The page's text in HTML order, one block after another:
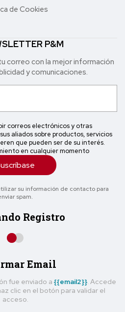
de Cookies
P&M
correo con la mejor in formación
y comunicaciones.
correos electrónicos y otras
aliados sobre productos, servicios
que pueden ser de su interés.
en cualquier momento
su información de contacto para
spam.
Registro
Email
fue enviado a {{email2}}. Accede
clic en el botón para validar el
acceso.